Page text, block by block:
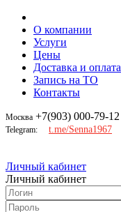
О компании
Услуги
Цены
Доставка и оплата
Запись на ТО
Контакты
Москва +7(903) 000-79-12
Telegram: t.me/Senna1967
Личный кабинет
Личный кабинет